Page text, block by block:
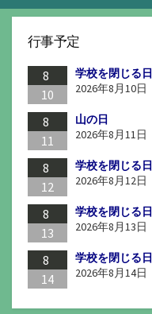
行事予定
8
10
学校を閉じる日
2026年8月10日
8
11
山の日
2026年8月11日
8
12
学校を閉じる日
2026年8月12日
8
13
学校を閉じる日
2026年8月13日
8
14
学校を閉じる日
2026年8月14日